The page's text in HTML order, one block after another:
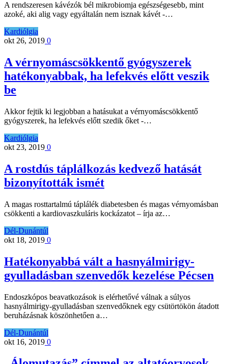
A rendszeresen kávézók bél mikrobiomja egészségesebb, mint
azoké, aki alig vagy egyáltalán nem isznak kávét -…
Kardiólgia
okt 26, 2019 0
A vérnyomáscsökkentő gyógyszerek
hatékonyabbak, ha lefekvés előtt veszik
be
Akkor fejtik ki legjobban a hatásukat a vérnyomáscsökkentő
gyógyszerek, ha lefekvés előtt szedik őket -…
Kardiólgia
okt 23, 2019 0
A rostdús táplálkozás kedvező hatását
bizonyították ismét
A magas rosttartalmú táplálék diabetesben és magas vérnyomásban
csökkenti a kardiovaszkuláris kockázatot – írja az…
Dél-Dunántúl
okt 18, 2019 0
Hatékonyabbá vált a hasnyálmirigy-
gyulladásban szenvedők kezelése Pécsen
Endoszkópos beavatkozások is elérhetővé válnak a súlyos
hasnyálmirigy-gyulladásban szenvedőknek egy csütörtökön átadott
beruházásnak köszönhetően a…
Dél-Dunántúl
okt 16, 2019 0